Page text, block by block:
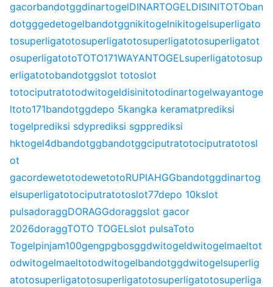
gacorbandotggdinartogelDINARTOGELDISINITOTOban
dotgggedetogelbandotggnikitogelnikitogelsuperligato
tosuperligatotosuperligatotosuperligatotosuperligatot
osuperligatotoTOTO171WAYANTOGELsuperligatotosup
erligatotobandotggslot totoslot
totociputratotodwitogeldisinitotodinartogelwayantoge
ltoto171bandotggdepo 5kangka keramatprediksi
togelprediksi sdyprediksi sgpprediksi
hktogel4dbandotggbandotggciputratotociputratotosl
ot
gacordewetotodewetotoRUPIAHGGbandotggdinartog
elsuperligatotociputratotoslot77depo 10kslot
pulsadoraggDORAGGdoraggslot gacor
2026doraggTOTO TOGELslot pulsaToto
Togelpinjam100gengpgbosggdwitogeldwitogelmaeltot
odwitogelmaeltotodwitogelbandotggdwitogelsuperlig
atotosuperligatotosuperligatotosuperligatotosuperliga